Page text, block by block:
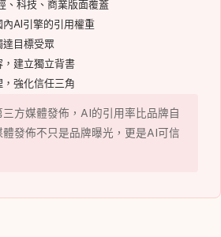
科技、商業版面覆蓋
AI引擎的引用權重
目標受眾
建立獨立背書
強化信任三角
方媒體發佈，AI的引用率比品牌自
發佈不只是品牌曝光，更是AI可信